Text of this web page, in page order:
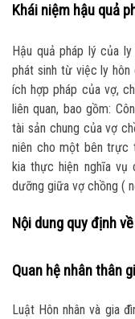
Khái niệm hậu quả
Hậu quả pháp lý của
phát sinh từ việc ly hôn
ích hợp pháp của vợ,
liên quan, bao gồm:
tài sản chung của vợ
niên cho một bên trực
kia thực hiện nghĩa vụ
dưỡng giữa vợ chồng (
Nội dung quy định
Quan hệ nhân thân
Luật Hôn nhân và gia